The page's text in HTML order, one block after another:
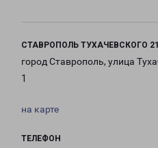
СТАВРОПОЛЬ ТУХАЧЕВСКОГО
город Ставрополь, улица
1
на карте
ТЕЛЕФОН